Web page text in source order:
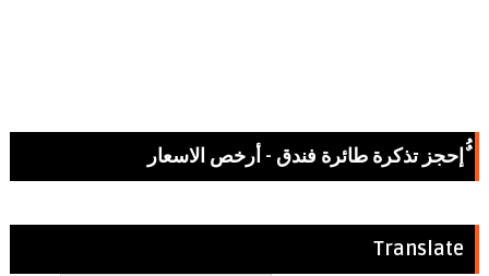
ٌُإحجز تذكرة طائرة فندق - أرخص الاسعار
Translate